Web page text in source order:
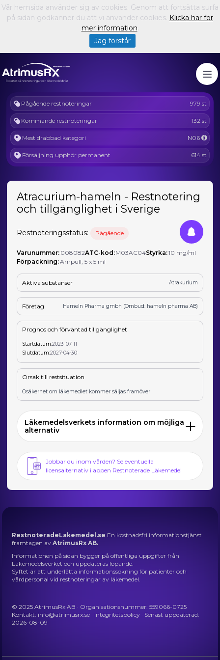
Pågående restnoteringar 979 st
Kommande restnoteringar 132 st
Mest drabbad kategori N06
Försäljning upphör permanent 614 st
Atracurium-hameln - Restnotering
och tillgänglighet i Sverige
Restnoteringsstatus: Pågående
Varunummer: 008082ATC-kod:M03AC04Styrka:10 mg/ml
Förpackning:Ampull, 5 x 5 ml
Aktiva substanser Atrakurium
Företag Hameln Pharma gmbh (Ombud: hameln pharma AB)
Prognos och förväntad tillgänglighet
Startdatum:2023-07-11
Slutdatum:2027-04-30
Orsak till restsituation
Osäkerhet om läkemedlet kommer säljas framöver
Läkemedelsverkets information om möjliga
alternativ
Jobbar du inom vården? Se eventuella
licensalternativ i appen Restnoterade Läkemedel
RestnoteradeLakemedel.se En kostnadsfri informationstjänst
framtagen avAtrimusRx AB.
Informationen på sidan bygger på offentliga uppgifter från
Läkemedelsverket och uppdateras löpande.
Syftet är att underlätta informationssökning för patienter och
vårdpersonal vid restnoteringar av läkemedel.
© 2025 AtrimusRx AB · Organisationsnummer: 559066-0725
Kontakt: info@atrimusrx.se · Integritetspolicy · Senast uppdaterad:
2026-08-09
Vår hemsida använder sig av cookies. Genom att fortsätta surfa
på sidan godkänner du att vi använder cookies. Klicka här för
mer information.
Jag förstår